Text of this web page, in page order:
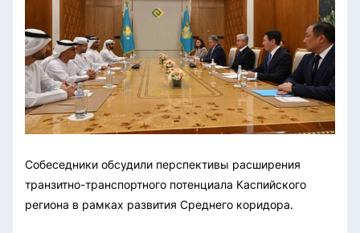
Собеседники обсудили перспективы расширения
транзитно-транспортного потенциала Каспийского
региона в рамках развития Среднего коридора.